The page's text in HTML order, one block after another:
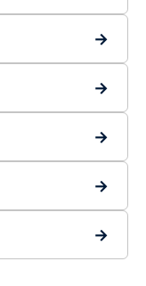
→
→
→
→
→